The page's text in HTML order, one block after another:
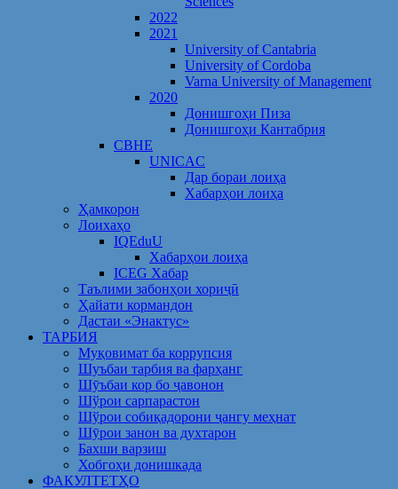
2022
2021
University of Cantabria
University of Cordoba
Varna University of Management
2020
Донишгоҳи Пиза
Донишгоҳи Кантабрия
CBHE
UNICAC
Дар бораи лоиҳа
Хабарҳои лоиҳа
Ҳамкорон
Лоихаҳо
IQEduU
Хабарҳои лоиҳа
ICEG Хабар
Таълими забонҳои хориҷӣ
Ҳайати кормандон
Дастаи «Энактус»
ТАРБИЯ
Муқовимат ба коррупсия
Шуъбаи тарбия ва фарҳанг
Шӯъбаи кор бо ҷавонон
Шўрои сарпарастон
Шўрои собиқадорони ҷангу меҳнат
Шӯрои занон ва духтарон
Бахши варзиш
Хобгоҳи донишкада
ФАКУЛТЕТҲО